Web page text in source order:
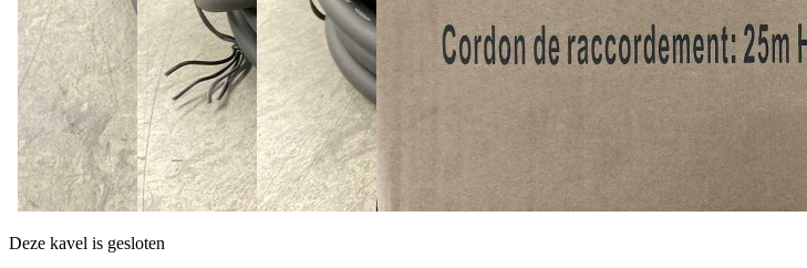
Deze kavel is gesloten